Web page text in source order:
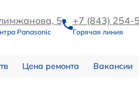
5
Panasonic
+7 (843) 254-
Горячая линия
Цена ремонта Вакансии